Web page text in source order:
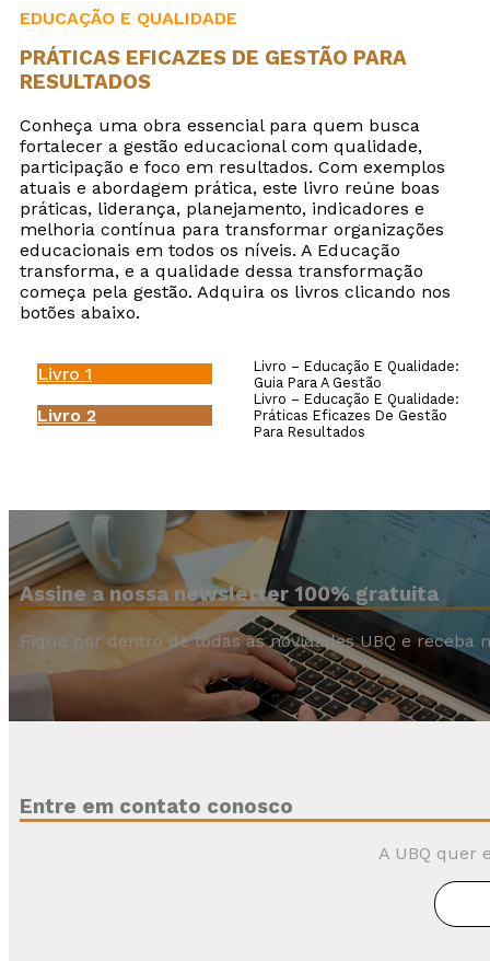
EDUCAÇÃO E QUALIDADE
PRÁTICAS EFICAZES DE GESTÃO PARA
RESULTADOS
Conheça uma obra essencial para quem busca
fortalecer a gestão educacional com qualidade,
participação e foco em resultados. Com exemplos
atuais e abordagem prática, este livro reúne boas
práticas, liderança, planejamento, indicadores e
melhoria contínua para transformar organizações
educacionais em todos os níveis. A Educação
transforma, e a qualidade dessa transformação
começa pela gestão. Adquira os livros clicando nos
botões abaixo.
Livro 1
Livro – Educação E Qualidade:
Guia Para A Gestão
Livro 2
Livro – Educação E Qualidade:
Práticas Eficazes De Gestão
Para Resultados
Assine a nossa newsletter 100% gratuita
Fique por dentro de todas as novidades UBQ e receba
Entre em contato conosco
A UBQ quer